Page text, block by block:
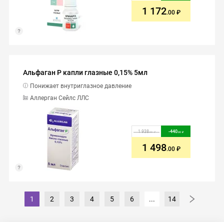
1 172.00
Альфаган Р капли глазные 0,15% 5мл
Аллерган Сейлс ЛЛС
Понижает внутриглазное давление
1 938.00 -440.00
1 498.00
1 2 3 4 5 6 ... 14